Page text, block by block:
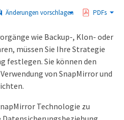
Änderungen vorschlagen PDFs
wie Backup-, Klon- oder
müssen Sie Ihre Strategie
festlegen. Sie können den
von SnapMirror und
Technologie zu